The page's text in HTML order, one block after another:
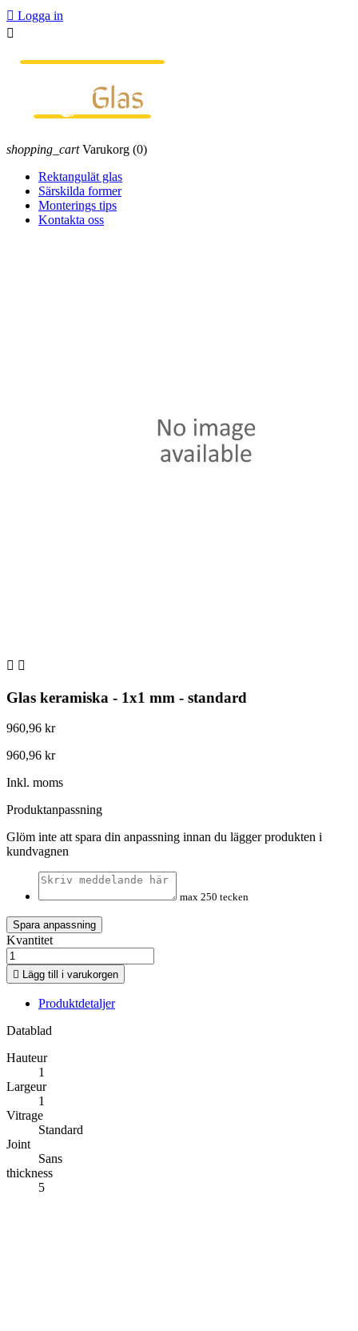
 Logga in

shopping_cart Varukorg (0)
Rektangulät glas
Särskilda former
Monterings tips
Kontakta oss
 
Glas keramiska - 1x1 mm - standard
960,96 kr
960,96 kr
Inkl. moms
Produktanpassning
Glöm inte att spara din anpassning innan du lägger produkten i
kundvagnen
max 250 tecken
Spara anpassning
Kvantitet
 Lägg till i varukorgen
Produktdetaljer
Datablad
Hauteur
1
Largeur
1
Vitrage
Standard
Joint
Sans
thickness
5